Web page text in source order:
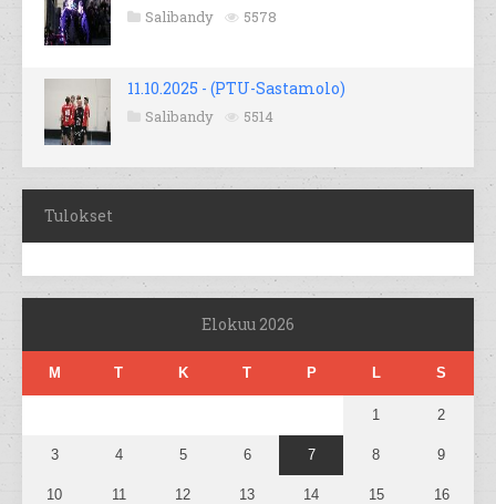
Salibandy 5578
11.10.2025 - (PTU-Sastamolo)
Salibandy 5514
Tulokset
Elokuu 2026
M T K T P L S
1 2
3 4 5 6 7 8 9
10 11 12 13 14 15 16